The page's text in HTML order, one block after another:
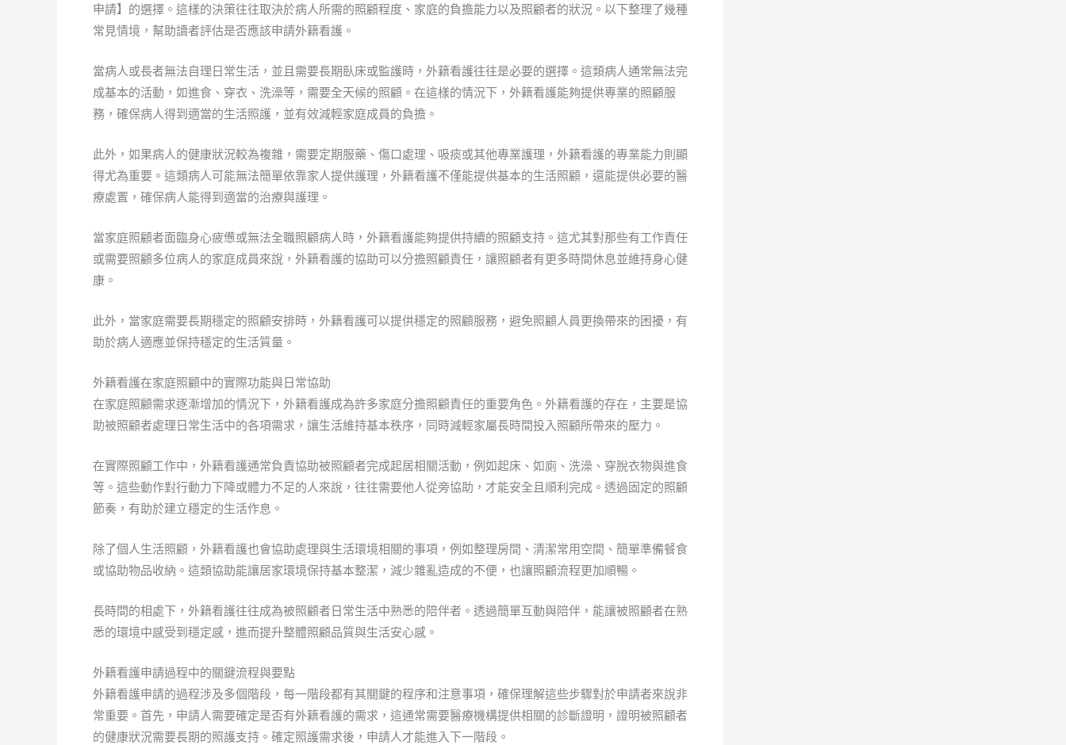
申請】的選擇。這樣的決策往往取決於病人所需的照顧程度、家庭的負擔能力以及照顧者的狀況。以下整理了幾種
常見情境，幫助讀者評估是否應該申請外籍看護。
當病人或長者無法自理日常生活，並且需要長期臥床或監護時，外籍看護往往是必要的選擇。這類病人通常無法完
成基本的活動，如進食、穿衣、洗澡等，需要全天候的照顧。在這樣的情況下，外籍看護能夠提供專業的照顧服
務，確保病人得到適當的生活照護，並有效減輕家庭成員的負擔。
此外，如果病人的健康狀況較為複雜，需要定期服藥、傷口處理、吸痰或其他專業護理，外籍看護的專業能力則顯
得尤為重要。這類病人可能無法簡單依靠家人提供護理，外籍看護不僅能提供基本的生活照顧，還能提供必要的醫
療處置，確保病人能得到適當的治療與護理。
當家庭照顧者面臨身心疲憊或無法全職照顧病人時，外籍看護能夠提供持續的照顧支持。這尤其對那些有工作責任
或需要照顧多位病人的家庭成員來說，外籍看護的協助可以分擔照顧責任，讓照顧者有更多時間休息並維持身心健
康。
此外，當家庭需要長期穩定的照顧安排時，外籍看護可以提供穩定的照顧服務，避免照顧人員更換帶來的困擾，有
助於病人適應並保持穩定的生活質量。
外籍看護在家庭照顧中的實際功能與日常協助
在家庭照顧需求逐漸增加的情況下，外籍看護成為許多家庭分擔照顧責任的重要角色。外籍看護的存在，主要是協
助被照顧者處理日常生活中的各項需求，讓生活維持基本秩序，同時減輕家屬長時間投入照顧所帶來的壓力。
在實際照顧工作中，外籍看護通常負責協助被照顧者完成起居相關活動，例如起床、如廁、洗澡、穿脫衣物與進食
等。這些動作對行動力下降或體力不足的人來說，往往需要他人從旁協助，才能安全且順利完成。透過固定的照顧
節奏，有助於建立穩定的生活作息。
除了個人生活照顧，外籍看護也會協助處理與生活環境相關的事項，例如整理房間、清潔常用空間、簡單準備餐食
或協助物品收納。這類協助能讓居家環境保持基本整潔，減少雜亂造成的不便，也讓照顧流程更加順暢。
長時間的相處下，外籍看護往往成為被照顧者日常生活中熟悉的陪伴者。透過簡單互動與陪伴，能讓被照顧者在熟
悉的環境中感受到穩定感，進而提升整體照顧品質與生活安心感。
外籍看護申請過程中的關鍵流程與要點
外籍看護申請的過程涉及多個階段，每一階段都有其關鍵的程序和注意事項，確保理解這些步驟對於申請者來說非
常重要。首先，申請人需要確定是否有外籍看護的需求，這通常需要醫療機構提供相關的診斷證明，證明被照顧者
的健康狀況需要長期的照護支持。確定照護需求後，申請人才能進入下一階段。